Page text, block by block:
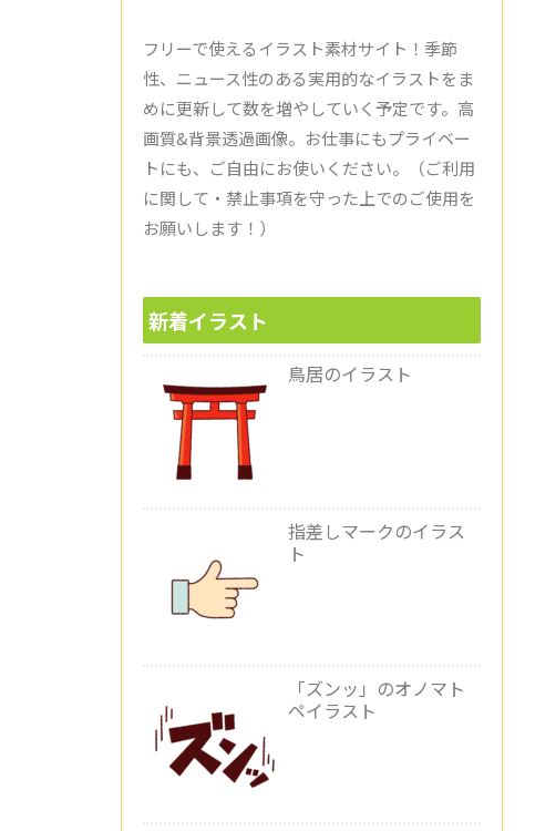
フリーで使えるイラスト素材サイト！季節
性、ニュース性のある実用的なイラストをま
めに更新して数を増やしていく予定です。高
画質&背景透過画像。お仕事にもプライベー
トにも、ご自由にお使いください。（ご利用
に関して・禁止事項を守った上でのご使用を
お願いします！）
新着イラスト
鳥居のイラスト
指差しマークのイラス
ト
「ズンッ」のオノマト
ペイラスト